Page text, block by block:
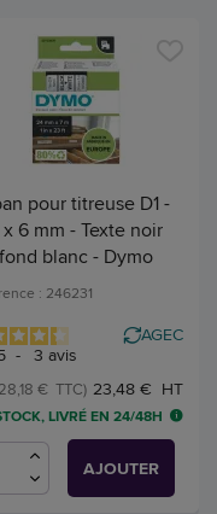
pour titreuse D1 -
6 mm - Texte noir
blanc - Dymo
: 246231
- 3 avis
AGEC
23,48 € HT
€ TTC)
LIVRÉ EN 24/48H
AJOUTER